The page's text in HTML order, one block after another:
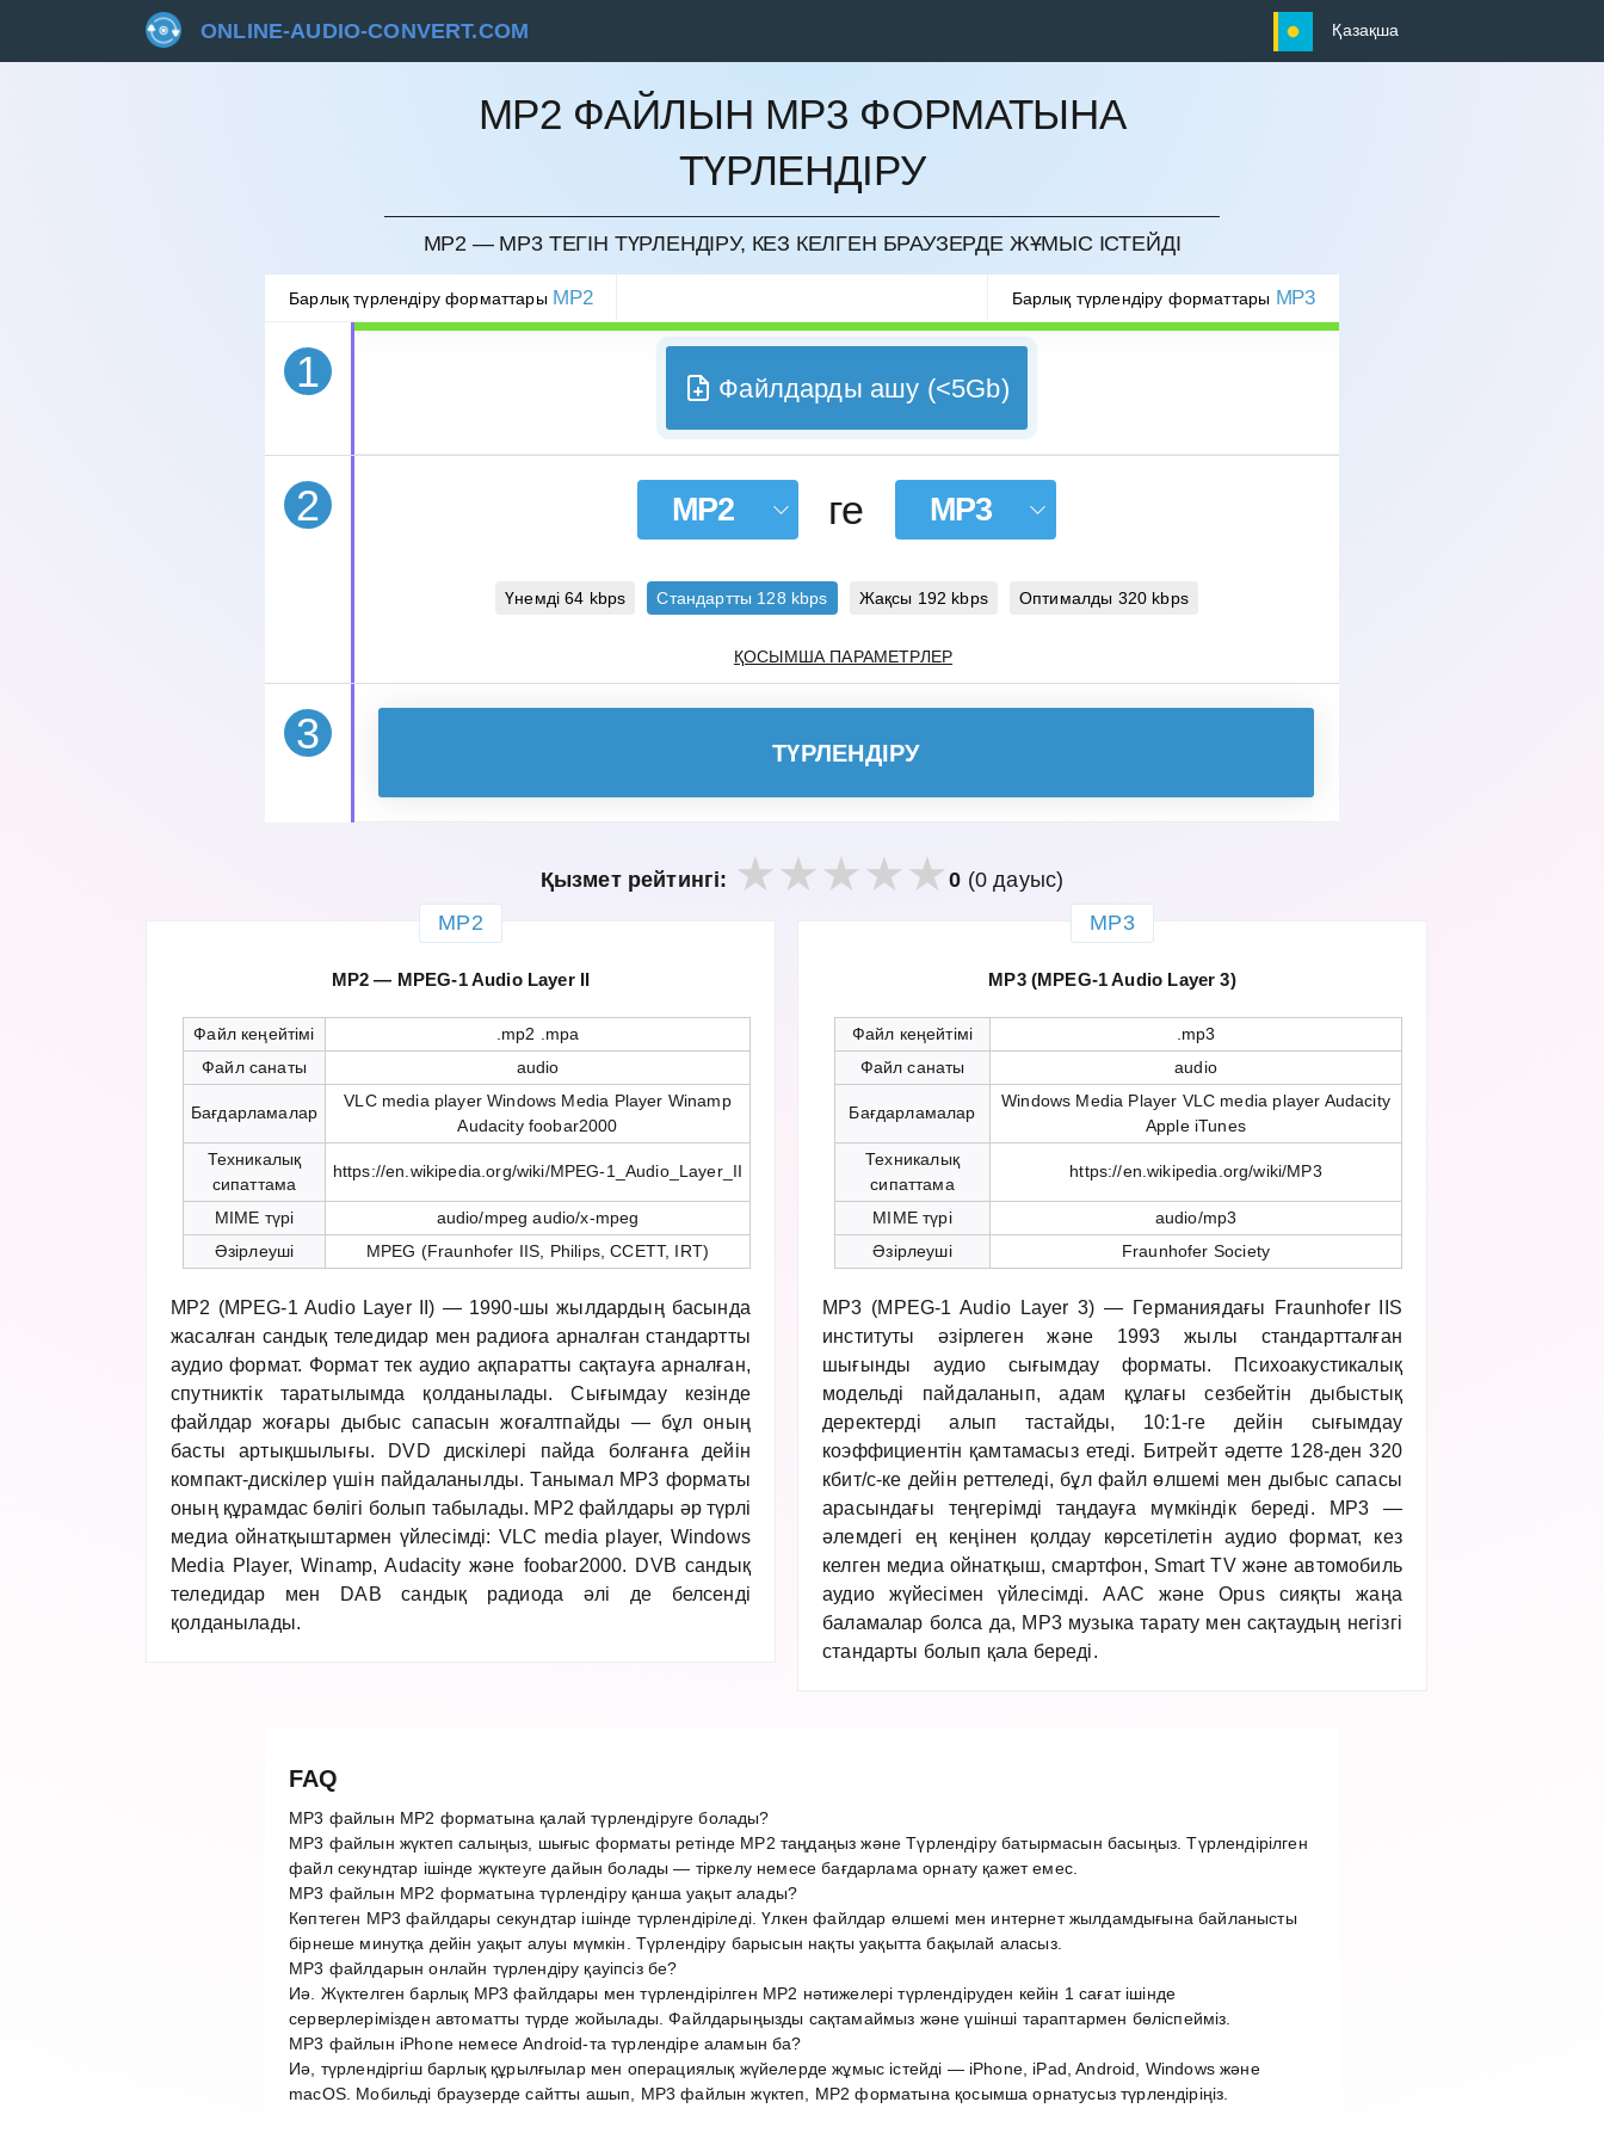
ONLINE-AUDIO-CONVERT.COM Қазақша
MP2 ФАЙЛЫН MP3 ФОРМАТЫНА
ТҮРЛЕНДІРУ
MP2 — MP3 ТЕГІН ТҮРЛЕНДІРУ, КЕЗ КЕЛГЕН БРАУЗЕРДЕ ЖҰМЫС ІСТЕЙДІ
Барлық түрлендіру форматтары MP2 Барлық түрлендіру форматтары MP3
1
БОЛДЫРМАУ
Файлдарды ашу (<5Gb)
2 MP2 ге MP3
Үнемді 64 kbps Стандартты 128 kbps Жақсы 192 kbps Оптималды 320 kbps
ҚОСЫМША ПАРАМЕТРЛЕР
3 ТҮРЛЕНДІРУ
Қызмет рейтингі: 0 (0 дауыс)
MP2
MP2 — MPEG-1 Audio Layer II
Файл кеңейтімі
.mp2 .mpa
Файл санаты
audio
Бағдарламалар
VLC media player Windows Media Player Winamp
Audacity foobar2000
Техникалық
сипаттама
https://en.wikipedia.org/wiki/MPEG-1_Audio_Layer_II
MIME түрі
audio/mpeg audio/x-mpeg
Әзірлеуші
MPEG (Fraunhofer IIS, Philips, CCETT, IRT)
MP2 (MPEG-1 Audio Layer II) — 1990-шы жылдардың басында
жасалған сандық теледидар мен радиоға арналған стандартты
аудио формат. Формат тек аудио ақпаратты сақтауға арналған,
спутниктік таратылымда қолданылады. Сығымдау кезінде
файлдар жоғары дыбыс сапасын жоғалтпайды — бұл оның
басты артықшылығы. DVD дискілері пайда болғанға дейін
компакт-дискілер үшін пайдаланылды. Танымал MP3 форматы
оның құрамдас бөлігі болып табылады. MP2 файлдары әр түрлі
медиа ойнатқыштармен үйлесімді: VLC media player, Windows
Media Player, Winamp, Audacity және foobar2000. DVB сандық
теледидар мен DAB сандық радиода әлі де белсенді
қолданылады.
MP3
MP3 (MPEG-1 Audio Layer 3)
Файл кеңейтімі
.mp3
Файл санаты
audio
Бағдарламалар
Windows Media Player VLC media player Audacity
Apple iTunes
Техникалық
сипаттама
https://en.wikipedia.org/wiki/MP3
MIME түрі
audio/mp3
Әзірлеуші
Fraunhofer Society
MP3 (MPEG-1 Audio Layer 3) — Германиядағы Fraunhofer IIS
институты әзірлеген және 1993 жылы стандартталған
шығынды аудио сығымдау форматы. Психоакустикалық
модельді пайдаланып, адам құлағы сезбейтін дыбыстық
деректерді алып тастайды, 10:1-ге дейін сығымдау
коэффициентін қамтамасыз етеді. Битрейт әдетте 128-ден 320
кбит/с-ке дейін реттеледі, бұл файл өлшемі мен дыбыс сапасы
арасындағы теңгерімді таңдауға мүмкіндік береді. MP3 —
әлемдегі ең кеңінен қолдау көрсетілетін аудио формат, кез
келген медиа ойнатқыш, смартфон, Smart TV және автомобиль
аудио жүйесімен үйлесімді. AAC және Opus сияқты жаңа
баламалар болса да, MP3 музыка тарату мен сақтаудың негізгі
стандарты болып қала береді.
FAQ
MP3 файлын MP2 форматына қалай түрлендіруге болады?
MP3 файлын жүктеп салыңыз, шығыс форматы ретінде MP2 таңдаңыз және Түрлендіру батырмасын басыңыз. Түрлендірілген
файл секундтар ішінде жүктеуге дайын болады — тіркелу немесе бағдарлама орнату қажет емес.
MP3 файлын MP2 форматына түрлендіру қанша уақыт алады?
Көптеген MP3 файлдары секундтар ішінде түрлендіріледі. Үлкен файлдар өлшемі мен интернет жылдамдығына байланысты
бірнеше минутқа дейін уақыт алуы мүмкін. Түрлендіру барысын нақты уақытта бақылай аласыз.
MP3 файлдарын онлайн түрлендіру қауіпсіз бе?
Иә. Жүктелген барлық MP3 файлдары мен түрлендірілген MP2 нәтижелері түрлендіруден кейін 1 сағат ішінде
серверлерімізден автоматты түрде жойылады. Файлдарыңызды сақтамаймыз және үшінші тараптармен бөліспейміз.
MP3 файлын iPhone немесе Android-та түрлендіре аламын ба?
Иә, түрлендіргіш барлық құрылғылар мен операциялық жүйелерде жұмыс істейді — iPhone, iPad, Android, Windows және
macOS. Мобильді браузерде сайтты ашып, MP3 файлын жүктеп, MP2 форматына қосымша орнатусыз түрлендіріңіз.